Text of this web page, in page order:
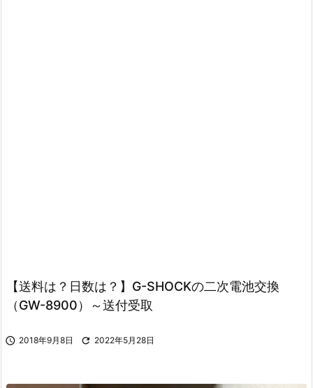
【送料は？日数は？】G-SHOCKの二次電池交換
（GW-8900）～送付受取
 2018年9月8日  2022年5月28日